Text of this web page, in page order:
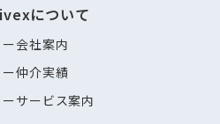
について
会社案内
仲介実績
サービス案内